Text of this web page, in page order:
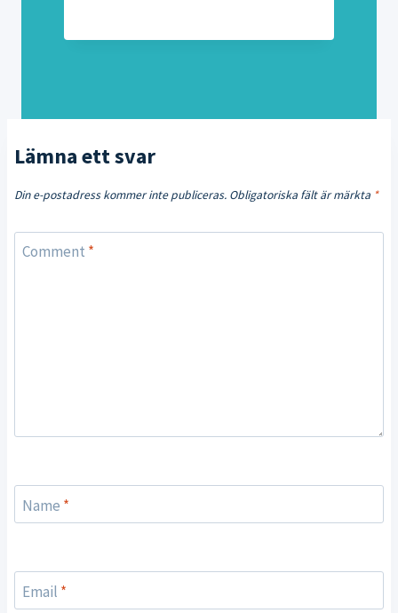
Lämna ett svar
Din e-postadress kommer inte publiceras. Obligatoriska fält är märkta *
Comment *
Name *
Email *